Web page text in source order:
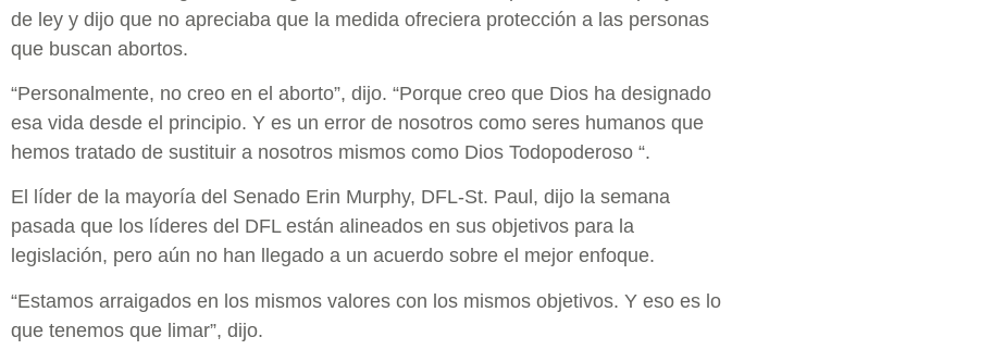
de ley y dijo que no apreciaba que la medida ofreciera protección a las personas
que buscan abortos.
“Personalmente, no creo en el aborto”, dijo. “Porque creo que Dios ha designado
esa vida desde el principio. Y es un error de nosotros como seres humanos que
hemos tratado de sustituir a nosotros mismos como Dios Todopoderoso “.
El líder de la mayoría del Senado Erin Murphy, DFL-St. Paul, dijo la semana
pasada que los líderes del DFL están alineados en sus objetivos para la
legislación, pero aún no han llegado a un acuerdo sobre el mejor enfoque.
“Estamos arraigados en los mismos valores con los mismos objetivos. Y eso es lo
que tenemos que limar”, dijo.